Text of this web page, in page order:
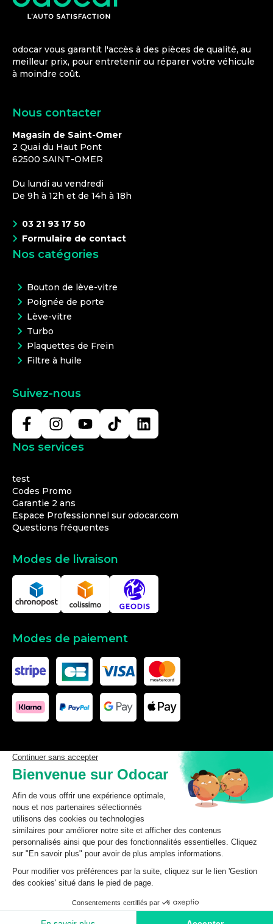
Ajouter au panier
odocar vous garantit l'accès à des pièces de qualité, au
meilleur prix, pour entretenir ou réparer votre véhicule
à moindre coût.
Nous contacter
Magasin de Saint-Omer
2 Quai du Haut Pont
62500 SAINT-OMER
Du lundi au vendredi
De 9h à 12h et de 14h à 18h
03 21 93 17 50
Formulaire de contact
Nos catégories
Bouton de lève-vitre
Poignée de porte
Lève-vitre
Turbo
Plaquettes de Frein
Filtre à huile
Suivez-nous
Nos services
test
Codes Promo
Garantie 2 ans
Espace Professionnel sur odocar.com
Questions fréquentes
Modes de livraison
Modes de paiement
Les données affichées ici, particulièrement la base de donnée
complète, ne doivent pas être copiées. Il est interdit d’exploiter les
données ou la base de données complète, de laisser un tiers les
exploiter, ni de les rendre accessible à un tiers, sans accord
préalable de TecDoc. Toute infraction constitue une violation des
droits d’auteur et fera l’objet de poursuites.
odocar2026©
CGV Particuliers
CGV Professionnels
Données personnelles